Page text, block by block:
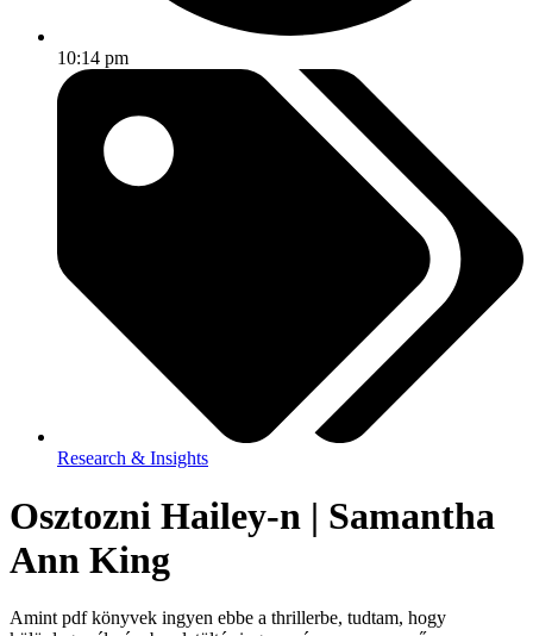
10:14 pm
Research & Insights
Osztozni Hailey-n | Samantha
Ann King
Amint pdf könyvek ingyen ebbe a thrillerbe, tudtam, hogy